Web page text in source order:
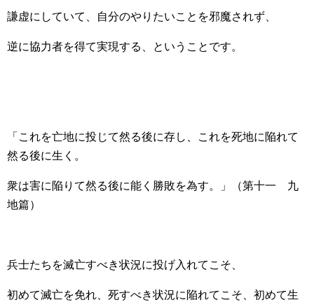
謙虚にしていて、自分のやりたいことを邪魔されず、
逆に協力者を得て実現する、ということです。
「これを亡地に投じて然る後に存し、これを死地に陥れて
然る後に生く。
衆は害に陥りて然る後に能く勝敗を為す。」（第十一 九
地篇）
兵士たちを滅亡すべき状況に投げ入れてこそ、
初めて滅亡を免れ、死すべき状況に陥れてこそ、初めて生